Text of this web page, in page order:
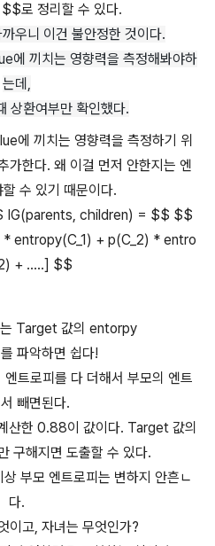
로 정리할 수 있다.
우니 이건 불안정한 것이다.
끼치는 영향력을 측정해봐야하
는데,
상환여부만 확인했다.
에 끼치는 영향력을 측정하기 위
한다. 왜 이걸 먼저 안한지는 엔
수 있기 때문이다.
IG(parents, children) = $$ $$
entropy(C_1) + p(C_2) * entro
+ .....] $$
Target 값의 entorpy
파악하면 쉽다!
트로피를 다 더해서 부모의 엔트
빼면된다.
산한 0.88이 값이다. Target 값의
구해지면 도출할 수 있다.
부모 엔트로피는 변하지 안흔ㄴ
다.
이고, 자녀는 무엇인가?